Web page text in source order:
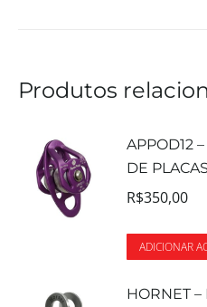
Produtos
APPOD12
DE
R$350,00
ADICIONAR
HORNET –